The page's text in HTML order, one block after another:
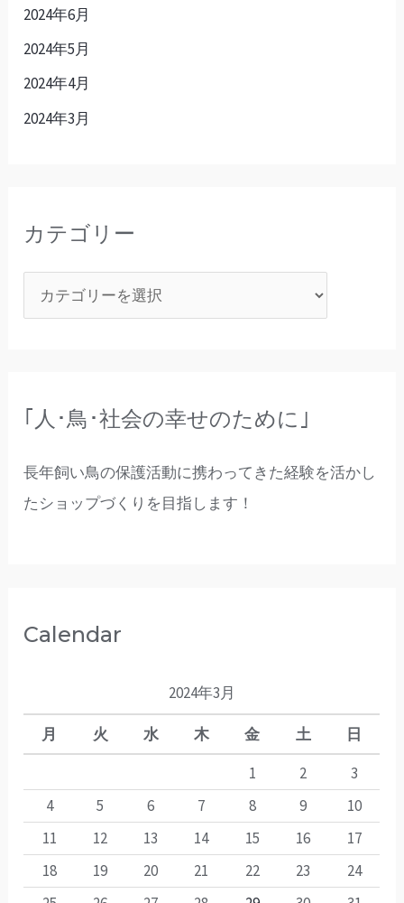
2024年6月
2024年5月
2024年4月
2024年3月
カテゴリー
｢人･鳥･社会の幸せのために｣
長年飼い鳥の保護活動に携わってきた経験を活かし
たショップづくりを目指します！
Calendar
2024年3月
月 火 水 木 金 土
日
1
2
3
4
5 6 7 8 9
10
11
12 13 14 15 16
17
18
19 20 21 22 23
24